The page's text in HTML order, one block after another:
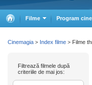
Filme Program
Filtrează filmele după
criteriile de mai jos:
Cinemagia > Index filme > Filme